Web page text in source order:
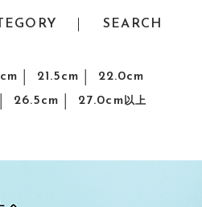
SEARCH
21.5cm
22.0cm
26.5cm 27.0cm以上